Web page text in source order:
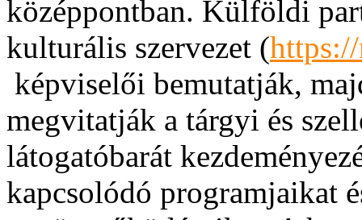
középpontban. Külföldi
kulturális szervezet (
képviselői bemutatják,
megvitatják a tárgyi és
látogatóbarát
kapcsolódó programjaikat